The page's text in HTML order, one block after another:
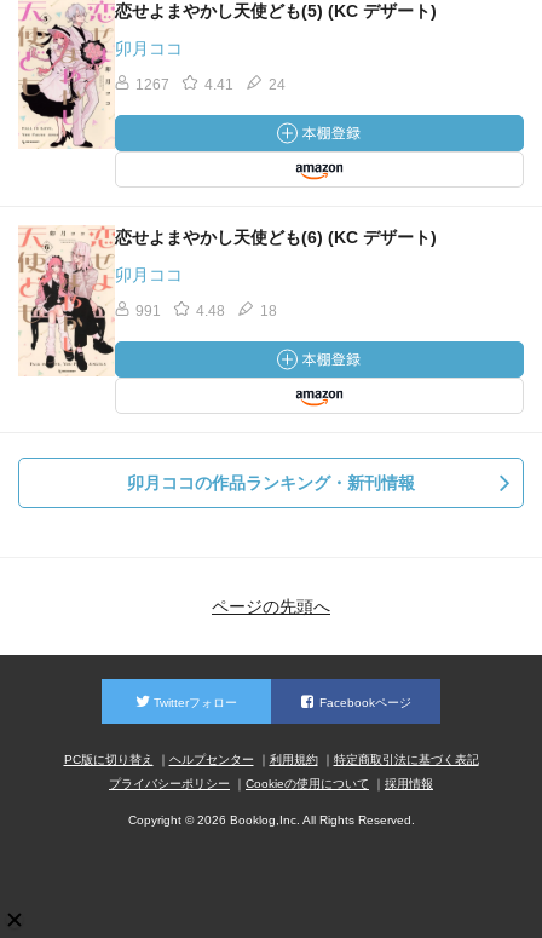
恋せよまやかし天使ども(5) (KC デザート)
卯月ココ
1267 4.41 24
恋せよまやかし天使ども(6) (KC デザート)
卯月ココ
991 4.48 18
卯月ココの作品ランキング・新刊情報
ページの先頭へ
Twitterフォロー Facebookページ
PC版に切り替え ヘルプセンター 利用規約
特定商取引法に基づく表記
プライバシーポリシー
Cookieの使用について 採用情報
Copyright © 2026 Booklog,Inc. All Rights Reserved.